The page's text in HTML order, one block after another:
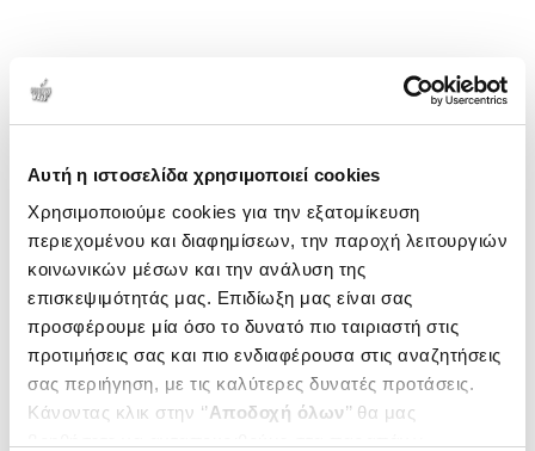
Αυτή η ιστοσελίδα χρησιμοποιεί cookies
Χρησιμοποιούμε cookies για την εξατομίκευση
περιεχομένου και διαφημίσεων, την παροχή λειτουργιών
κοινωνικών μέσων και την ανάλυση της
επισκεψιμότητάς μας. Επιδίωξη μας είναι σας
προσφέρουμε μία όσο το δυνατό πιο ταιριαστή στις
προτιμήσεις σας και πιο ενδιαφέρουσα στις αναζητήσεις
σας περιήγηση, με τις καλύτερες δυνατές προτάσεις.
Κάνοντας κλικ στην ‘’Αποδοχή όλων’’ θα μας